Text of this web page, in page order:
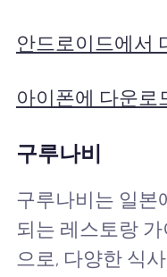
안드로이드에서
아이폰에 다운로
구루나비
구루나비는 일본
되는 레스토랑
으로, 다양한 식